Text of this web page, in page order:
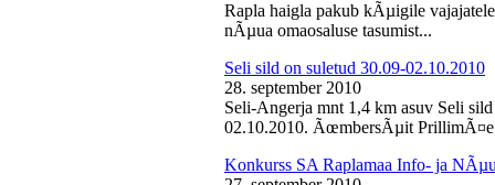
Rapla haigla pakub kÃµigile
nÃµua omaosaluse tasumist...
Seli sild on suletud 30.09-02.10.2010
28. september 2010
Seli-Angerja mnt 1,4 km asuv Seli
02.10.2010. ÃœmbersÃµit
Konkurss SA Raplamaa Info- ja